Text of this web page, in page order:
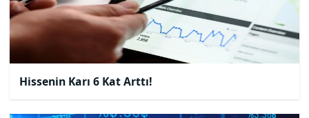
Hissenin Karı 6 Kat Arttı!